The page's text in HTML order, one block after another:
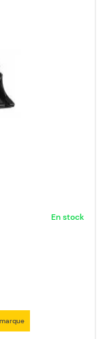
En stock